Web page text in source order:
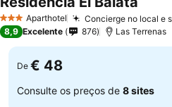
3 EstrelasAparthotel Concierge no local e
8,9 Excelente 876 Las Terrenas
De € 48
Consulte os preços de 8 sites